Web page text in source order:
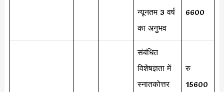
न्यूनतम 3 वर्ष
का अनुभव
6600
संबंधित
विशेषज्ञता में
स्नातकोत्तर
रु
15600